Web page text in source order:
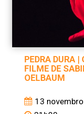
PEDRA DURA
FILME DE
OELBAUM
13 novembro